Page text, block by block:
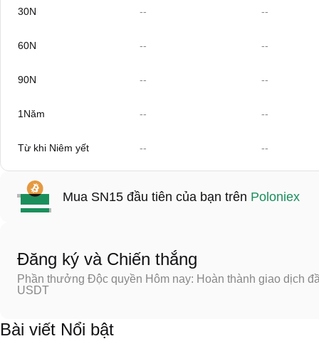
30N -- --
60N -- --
90N -- --
1Năm -- --
Từ khi Niêm yết -- --
Mua SN15 đầu tiên của bạn trên Poloniex
Đăng ký và Chiến thắng
Phần thưởng Độc quyền Hôm nay: Hoàn thành giao dịch
USDT
Bài viết Nổi bật